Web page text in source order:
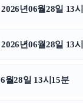
년06월28일 13
년06월28일 13
월28일 13시15분